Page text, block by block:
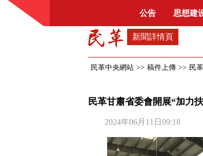
公告 思想建
新聞詳情頁
民革中央網站 >> 稿件上傳 >> 民
民革甘肅省委會開展“加力
2024年06月11日09:18